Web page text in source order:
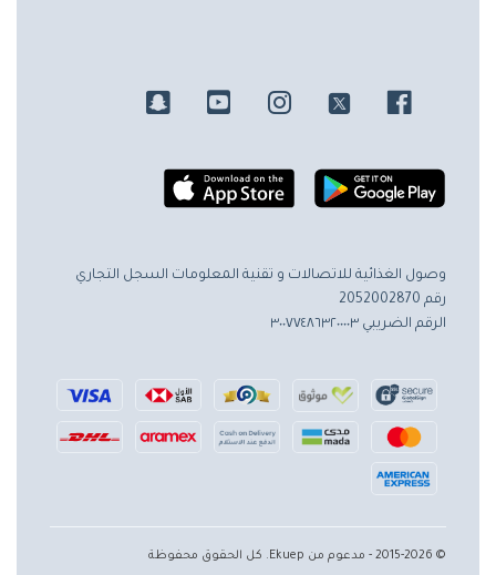
وصول الغذائية للاتصالات و تقنية المعلومات السجل التجاري
رقم 2052002870
الرقم الضريبي ٣٠٠٧٧٤٨٦٣٢٠٠٠٠٣
© 2015-2026 - مدعوم من Ekuep. كل الحقوق محفوظة